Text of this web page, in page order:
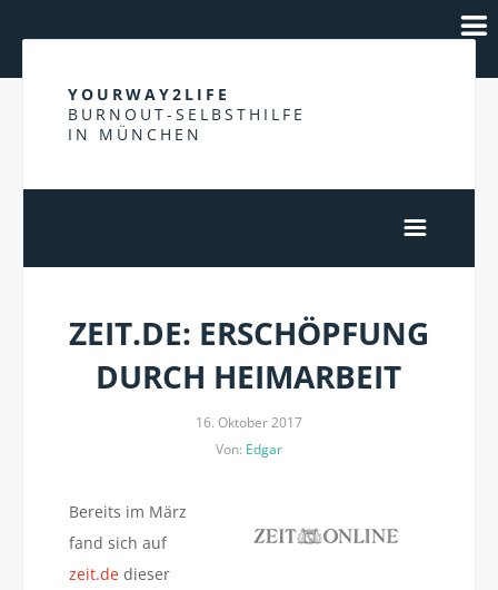
YOURWAY2LIFE
BURNOUT-SELBSTHILFE
IN MÜNCHEN
ZEIT.DE: ERSCHÖPFUNG
DURCH HEIMARBEIT
16. Oktober 2017
Von: Edgar
Bereits im März
fand sich auf
zeit.dedieser